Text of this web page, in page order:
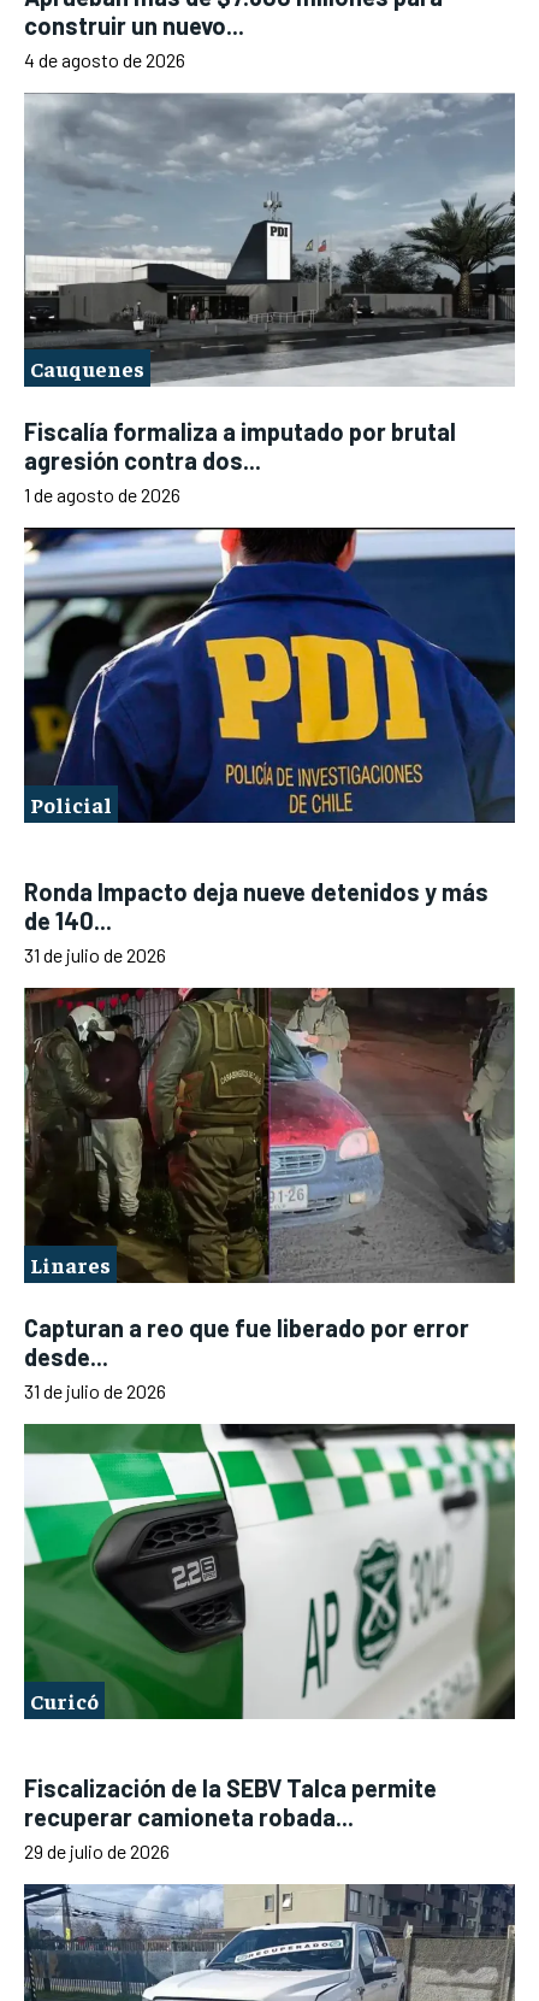
construir un nuevo...
4 de agosto de 2026
Cauquenes
Fiscalía formaliza a imputado por brutal
agresión contra dos...
1 de agosto de 2026
Policial
Ronda Impacto deja nueve detenidos y más
de 140...
31 de julio de 2026
Linares
Capturan a reo que fue liberado por error
desde...
31 de julio de 2026
Curicó
Fiscalización de la SEBV Talca permite
recuperar camioneta robada...
29 de julio de 2026